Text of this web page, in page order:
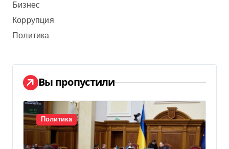
Бизнес
Коррупция
Политика
Вы пропустили
Политика